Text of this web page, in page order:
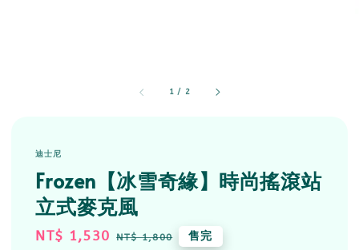
1 / 2
迪士尼
Frozen【冰雪奇緣】時尚搖滾站
立式麥克風
Sale
NT$ 1,530 Regular
NT$ 1,800 售完